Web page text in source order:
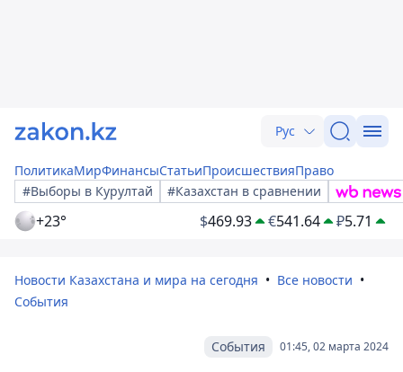
Рус
ПолитикаМирФинансыСтатьиПроисшествияПраво
#Выборы в Курултай
#Казахстан в сравнении
+23° $469.93 €541.64 ₽5.71
Новости Казахстана и мира на сегодня
Все новости
События
01:45, 02 марта 2024
События